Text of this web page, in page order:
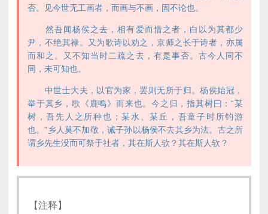
否。见今世无工画者，而画与不画，固不论也。
然吾闻杨侯之去，相有爱而惜之者，白以为其都少
尹，不绝其禄。又为歌诗以劝之，京师之长于诗者，亦属
而和之。又不知当时二疏之去，有是事否。古今人同不
同，未可知也。
中世士大夫，以官为家，罢则无所于归。杨侯始冠，
举于其乡，歌《鹿鸣》而来也。今之归，指其树曰：“某
树，吾先人之所种也；某水、某丘，吾童子时所钓游
也。”乡人莫不加敬，诫子孙以杨侯不去其乡为法。古之所
谓乡先生没而可祭于社者，其在斯人欤？其在斯人欤？
【注释】